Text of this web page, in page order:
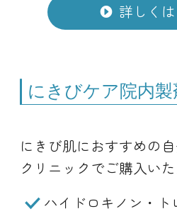
詳しく
にきびケア院内
にきび肌におすすめの
クリニックでご購入いた
ハイドロキノン・ト